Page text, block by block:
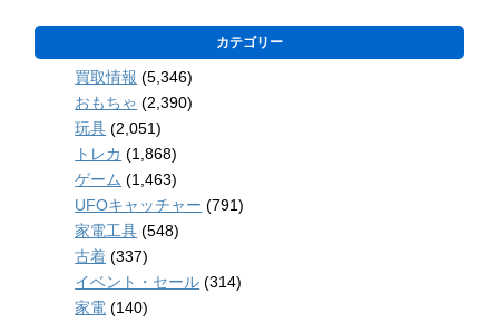
カテゴリー
買取情報 (5,346)
おもちゃ (2,390)
玩具 (2,051)
トレカ (1,868)
ゲーム (1,463)
UFOキャッチャー (791)
家電工具 (548)
古着 (337)
イベント・セール (314)
家電 (140)